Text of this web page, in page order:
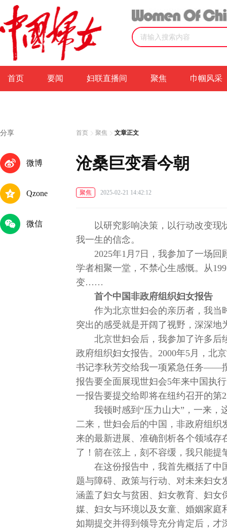
首页 要闻 妇联直播间 聚焦 巾帼风采
分享
微博
Qzone
微信
首页 聚焦 文章正文
沧桑巨变看今朝
聚焦 2025-02-21 14:42:12
以研究影响决策，以行动改变
我一生的信念。
2025年1月7日，我参加了一场
学者相聚一堂，不禁心生感慨。从
变……
首个中国非政府组织妇女报告
作为北京世妇会的亲历者，我当
突出的感受就是开阔了视野，深深地
北京世妇会后，我参加了许多后
政府组织妇女报告。2000年5月，北
书记李秋芳交给我一项紧急任务——
报告要全面展现世妇会5年来中国执
一报告要提交给即将在纽约召开的第
我顿时感到“压力山大”，一来，
二来，世妇会后的中国，非政府组织
来的最新进展、准确剖析各个领域
了！箭在弦上，刻不容缓，我只能提
在这份报告中，我首先概括了中
题与障碍、政策与行动、对未来妇
涵盖了妇女与贫困、妇女教育、妇
媒、妇女与环境以及女童、婚姻家
如期提交并得到领导充分肯定后，才
守数字山河，护万家灯火 国宝里的中国